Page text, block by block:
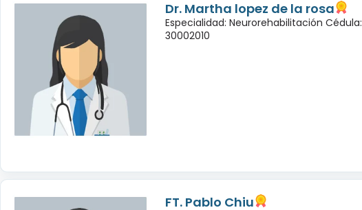
Dr. Martha lopez de la rosa
Especialidad: Neurorehabilitación Cédula:
30002010
FT. Pablo Chiu